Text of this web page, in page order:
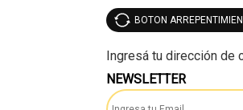
BOTON
NEWSLETTER